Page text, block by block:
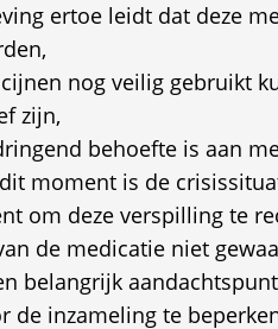
ertoe leidt dat deze
nog veilig gebruikt
zijn,
behoefte is aan
moment is de
om deze verspilling te
de medicatie niet
belangrijk
de inzameling te